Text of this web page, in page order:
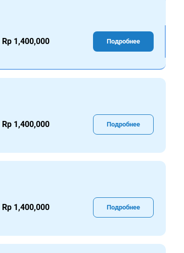
Rp 1,400,000 Подробнее
Rp 1,400,000 Подробнее
Rp 1,400,000 Подробнее